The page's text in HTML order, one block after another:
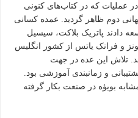
عملیات که در کتاب‌های کنونی
دوم ظاهر گردید. عمده کسانی
دادند پاتریک بلاکت، سیسیل
و فرانک یاتس از کشور انگلیس
تلاش این عده در جهت
و زمانبندی آموزشی بود.
بویؤه در صنعت بکار گرفته